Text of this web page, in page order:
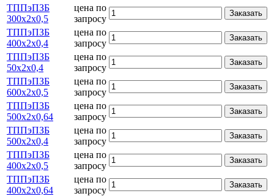
ТППэПЗБ
300х2х0,5
цена по
запросу
Заказать
ТППэПЗБ
400х2х0,4
цена по
запросу
Заказать
ТППэПЗБ
50х2х0,4
цена по
запросу
Заказать
ТППэПЗБ
600х2х0,5
цена по
запросу
Заказать
ТППэПЗБ
500х2х0,64
цена по
запросу
Заказать
ТППэПЗБ
500х2х0,4
цена по
запросу
Заказать
ТППэПЗБ
400х2х0,5
цена по
запросу
Заказать
ТППэПЗБ
400х2х0,64
цена по
запросу
Заказать